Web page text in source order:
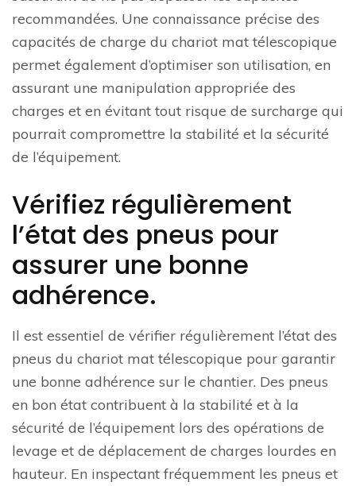
recommandées. Une connaissance précise des
capacités de charge du chariot mat télescopique
permet également d’optimiser son utilisation, en
assurant une manipulation appropriée des
charges et en évitant tout risque de surcharge qui
pourrait compromettre la stabilité et la sécurité
de l’équipement.
Vérifiez régulièrement
l’état des pneus pour
assurer une bonne
adhérence.
Il est essentiel de vérifier régulièrement l’état des
pneus du chariot mat télescopique pour garantir
une bonne adhérence sur le chantier. Des pneus
en bon état contribuent à la stabilité et à la
sécurité de l’équipement lors des opérations de
levage et de déplacement de charges lourdes en
hauteur. En inspectant fréquemment les pneus et